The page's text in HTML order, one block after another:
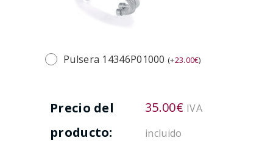
Pulsera 14346P01000 (+23.00€)
Precio del
producto:
35.00€ IVA
incluido